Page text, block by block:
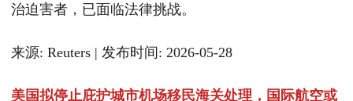
治迫害者，已面临法律挑战。
来源: Reuters | 发布时间: 2026-05-28
美国拟停止庇护城市机场移民海关处理，国际航空或